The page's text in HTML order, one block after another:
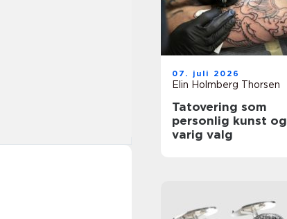
07. juli 2026
Elin Holmberg Thorsen
Tatovering som
personlig kunst og
varig valg